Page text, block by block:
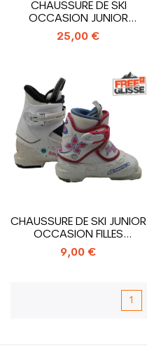
CHAUSSURE DE SKI
OCCASION JUNIOR
FISCHER RANGER 20_2...
25,00 €
CHAUSSURE DE SKI JUNIOR
OCCASION FILLES
TOUTES...
9,00 €
1